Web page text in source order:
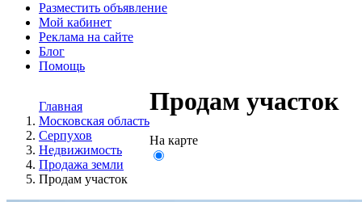
Разместить объявление
Мой кабинет
Реклама на сайте
Блог
Помощь
Главная
Московская область
Серпухов
Недвижимость
Продажа земли
Продам участок
Продам участок
На карте